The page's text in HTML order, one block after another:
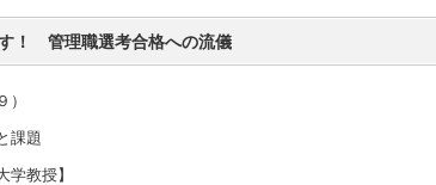
！ 管理職選考合格への流儀
課題
学教授】